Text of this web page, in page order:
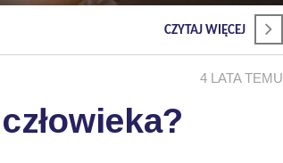
CZYTAJ WIĘCEJ
4 LATA TEMU